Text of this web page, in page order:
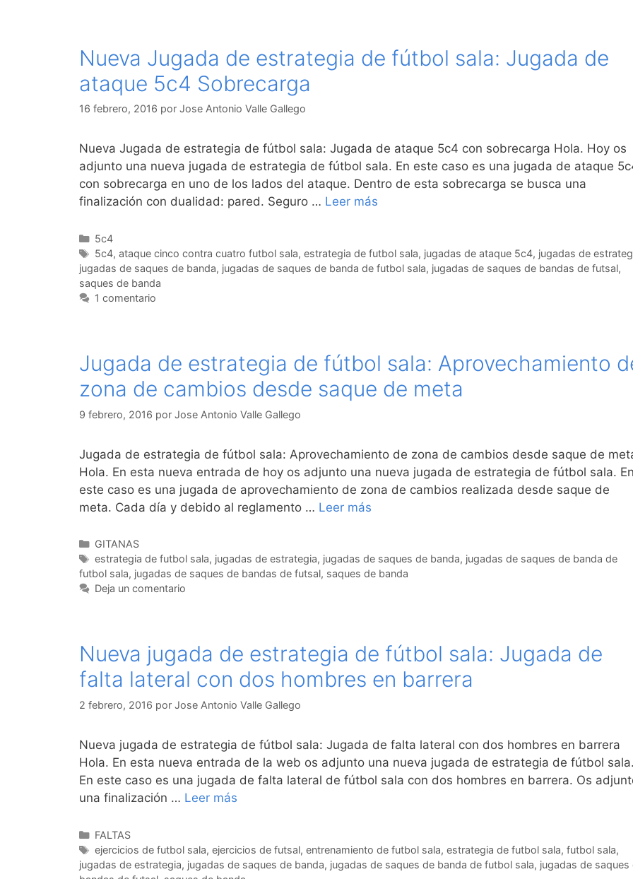
Nueva Jugada de estrategia de fútbol sala: Jugada de
ataque 5c4 Sobrecarga
16 febrero, 2016 por Jose Antonio Valle Gallego
Nueva Jugada de estrategia de fútbol sala: Jugada de ataque 5c4 con sobrecarga Hola. Hoy os
adjunto una nueva jugada de estrategia de fútbol sala. En este caso es una jugada de ataque
con sobrecarga en uno de los lados del ataque. Dentro de esta sobrecarga se busca una
finalización con dualidad: pared. Seguro … Leer más
Categorías
5c4
Etiquetas
5c4, ataque cinco contra cuatro futbol sala, estrategia de futbol sala, jugadas de ataque 5c4, jugadas de
jugadas de saques de banda, jugadas de saques de banda de futbol sala, jugadas de saques de bandas de futsal,
saques de banda
1 comentario
Jugada de estrategia de fútbol sala: Aprovechamiento
zona de cambios desde saque de meta
9 febrero, 2016 por Jose Antonio Valle Gallego
Jugada de estrategia de fútbol sala: Aprovechamiento de zona de cambios desde saque de
Hola. En esta nueva entrada de hoy os adjunto una nueva jugada de estrategia de fútbol sala. En
este caso es una jugada de aprovechamiento de zona de cambios realizada desde saque de
meta. Cada día y debido al reglamento … Leer más
Categorías
GITANAS
Etiquetas
estrategia de futbol sala, jugadas de estrategia, jugadas de saques de banda, jugadas de saques de banda de
futbol sala, jugadas de saques de bandas de futsal, saques de banda
Deja un comentario
Nueva jugada de estrategia de fútbol sala: Jugada de
falta lateral con dos hombres en barrera
2 febrero, 2016 por Jose Antonio Valle Gallego
Nueva jugada de estrategia de fútbol sala: Jugada de falta lateral con dos hombres en barrera
Hola. En esta nueva entrada de la web os adjunto una nueva jugada de estrategia de fútbol sala.
En este caso es una jugada de falta lateral de fútbol sala con dos hombres en barrera. Os
una finalización … Leer más
Categorías
FALTAS
Etiquetas
ejercicios de futbol sala, ejercicios de futsal, entrenamiento de futbol sala, estrategia de futbol sala, futbol sala,
jugadas de estrategia, jugadas de saques de banda, jugadas de saques de banda de futbol sala, jugadas de saques